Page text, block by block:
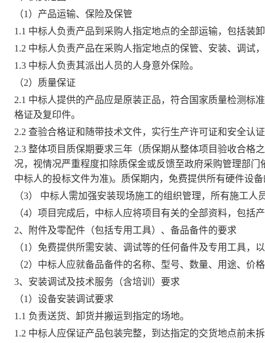
（1）产品运输、保险及保管
1.1 中标人负责产品到采购人指定地点的全部运输，包括装
1.2 中标人负责产品在采购人指定地点的保管、安装、调试
1.3 中标人负责其派出人员的人身意外保险。
（2）质量保证
2.1 中标人提供的产品应是原装正品，符合国家质量检测标
格证及复印件。
2.2 查验合格证和随带技术文件，实行生产许可证和安全认
2.3 整体项目质保期要求三年（质保期从整体项目验收合格
况，视情况严重程度扣除质保金或反馈至政府采购管理部门
中标人的投标文件为准)。质保期内，免费提供所有硬件设
（3） 中标人需加强安装现场施工的组织管理，所有施工
（4）项目完成后，中标人应将项目有关的全部资料，包括
2、附件及零配件（包括专用工具）、备品备件的要求
（1）免费提供所需安装、调试等的任何备件及专用工具，
（2）中标人应就备品备件的名称、型号、数量、用途、价
3、安装调试及技术服务（含培训）要求
（1）设备安装调试要求
1.1 负责送货、卸货并搬运到指定的场地。
1.2 中标人应保证产品包装完整，到达指定的交货地点前未